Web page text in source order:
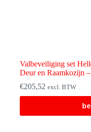
Valbeveiliging set
Deur en Raamkozijn
€205,52 excl. BTW